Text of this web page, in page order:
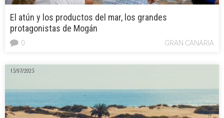
El atún y los productos del mar, los grandes
protagonistas de Mogán
GRAN CANARIA
0
15/07/2025